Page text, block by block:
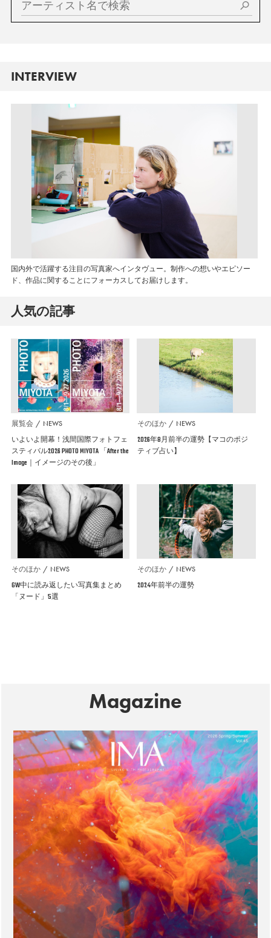
INTERVIEW
国内外で活躍する注目の写真家へインタヴュー。制作への想いやエピソー
ド、作品に関することにフォーカスしてお届けします。
人気の記事
展覧会 NEWS
いよいよ開幕！浅間国際フォトフェ
スティバル2026 PHOTO MIYOTA 「After the
Image｜イメージのその後」
そのほか NEWS
2026年8月前半の運勢【マコのポジ
ティブ占い】
そのほか NEWS
GW中に読み返したい写真集まとめ
「ヌード」5選
そのほか NEWS
2024年前半の運勢
Magazine